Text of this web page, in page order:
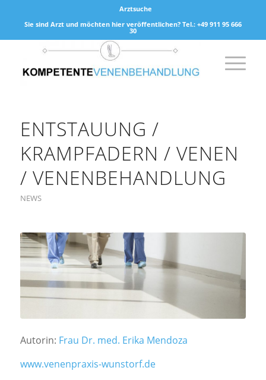
Arztsuche
Sie sind Arzt und möchten hier veröffentlichen? Tel.: +49 911 95 666
30
ENTSTAUUNG /
KRAMPFADERN / VENEN
/ VENENBEHANDLUNG
NEWS
Autorin: Frau Dr. med. Erika Mendoza
www.venenpraxis-wunstorf.de